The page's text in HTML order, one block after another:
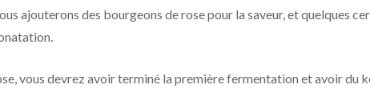
ajouterons des bourgeons de rose pour la saveur, et quelques
vous devrez avoir terminé la première fermentation et avoir du